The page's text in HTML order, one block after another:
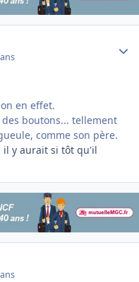
en effet.
boutons... tellement
comme son père.
il y aurait si tôt qu'il